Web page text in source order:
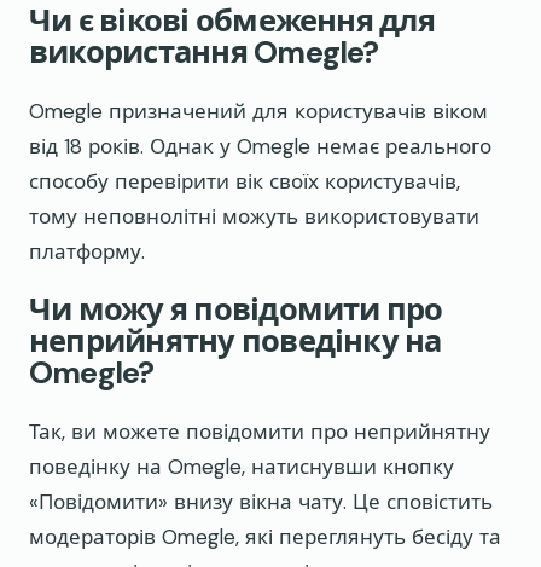
Чи є вікові обмеження для
використання Omegle?
Omegle призначений для користувачів віком
від 18 років. Однак у Omegle немає реального
способу перевірити вік своїх користувачів,
тому неповнолітні можуть використовувати
платформу.
Чи можу я повідомити про
неприйнятну поведінку на
Omegle?
Так, ви можете повідомити про неприйнятну
поведінку на Omegle, натиснувши кнопку
«Повідомити» внизу вікна чату. Це сповістить
модераторів Omegle, які переглянуть бесіду та